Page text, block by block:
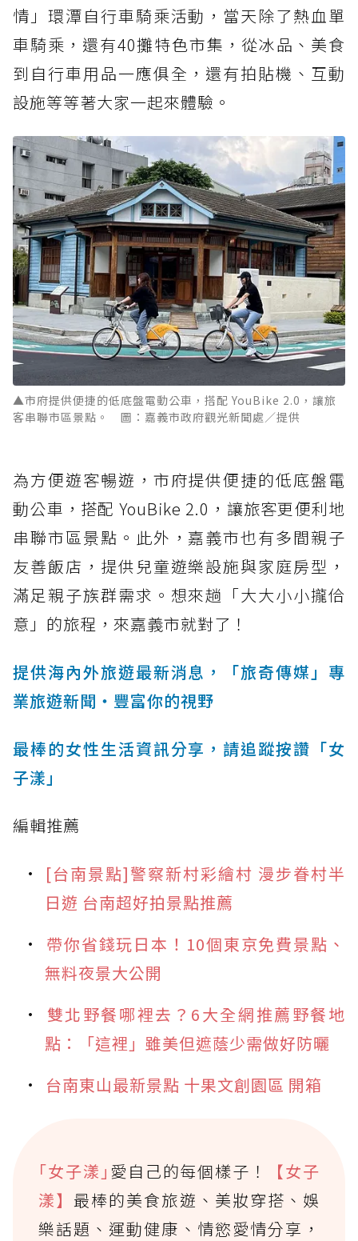
情」環潭自行車騎乘活動，當天除了熱血單
車騎乘，還有40攤特色市集，從冰品、美食
到自行車用品一應俱全，還有拍貼機、互動
設施等等著大家一起來體驗。
▲市府提供便捷的低底盤電動公車，搭配 YouBike 2.0，讓旅
客串聯市區景點。 圖：嘉義市政府觀光新聞處／提供
為方便遊客暢遊，市府提供便捷的低底盤電
動公車，搭配 YouBike 2.0，讓旅客更便利地
串聯市區景點。此外，嘉義市也有多間親子
友善飯店，提供兒童遊樂設施與家庭房型，
滿足親子族群需求。想來趟「大大小小攏佮
意」的旅程，來嘉義市就對了！
提供海內外旅遊最新消息，「旅奇傳媒」專
業旅遊新聞‧豐富你的視野
最棒的女性生活資訊分享，請追蹤按讚「女
子漾」
編輯推薦
[台南景點]警察新村彩繪村 漫步眷村半
日遊 台南超好拍景點推薦
帶你省錢玩日本！10個東京免費景點、
無料夜景大公開
雙北野餐哪裡去？6大全網推薦野餐地
點：「這裡」雖美但遮蔭少需做好防曬
台南東山最新景點 十果文創園區 開箱
｢女子漾｣ 愛自己的每個樣子！
【女子
漾】 最棒的美食旅遊、美妝穿搭、娛
樂話題、運動健康、情慾愛情分享，